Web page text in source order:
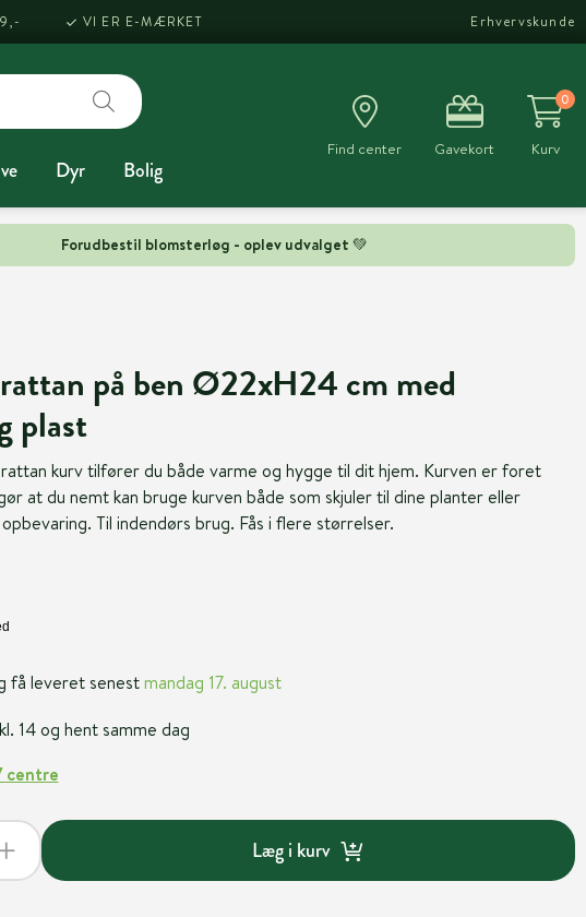
Forudbestil blomsterløg - oplev udvalget 💚
VI ER E-MÆRKET Erhvervskunde
Dyr Bolig
Find center Gavekort
0
Kurv
på ben Ø22xH24 cm med
plast
kurv tilfører du både varme og hygge til dit hjem. Kurven er foret
at du nemt kan bruge kurven både som skjuler til dine planter eller
Til indendørs brug. Fås i flere størrelser.
få leveret senestmandag 17. august
14 og hent samme dag
centre
Læg i kurv